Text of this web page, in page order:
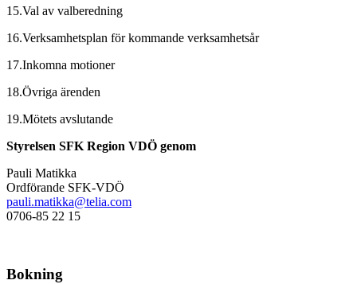
15.Val av valberedning
16.Verksamhetsplan för kommande verksamhetsår
17.Inkomna motioner
18.Övriga ärenden
19.Mötets avslutande
Styrelsen SFK Region VDÖ genom
Pauli Matikka
Ordförande SFK-VDÖ
pauli.matikka@telia.com
0706-85 22 15
Bokning